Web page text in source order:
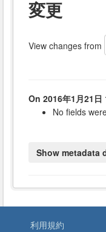
変更
View changes from
On 2016年1月21日
No fields
利用規約